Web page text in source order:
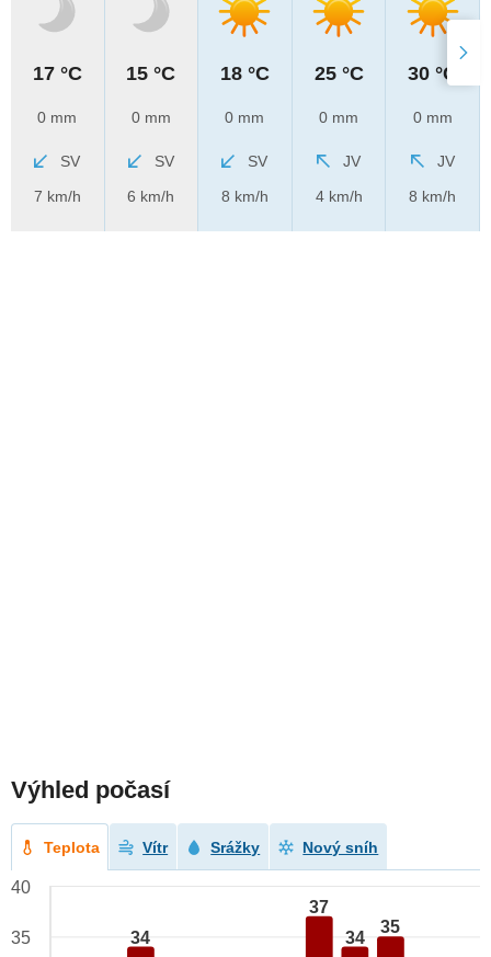
17 °C
0 mm
SV
7 km/h
15 °C
0 mm
SV
6 km/h
18 °C
0 mm
SV
8 km/h
25 °C
0 mm
JV
4 km/h
30 °C
0 mm
JV
8 km/h
Výhled počasí
Teplota Vítr Srážky Nový sníh
34
37
34
35
40
35